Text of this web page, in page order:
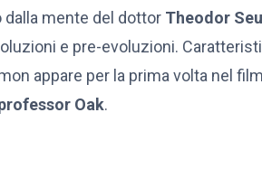
dalla mente del dottor Theodor
e pre-evoluzioni.
appare per la prima volta nel
Oak.